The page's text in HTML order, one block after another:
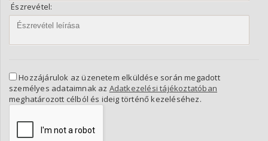
Észrevétel:
Hozzájárulok az üzenetem elküldése során megadott
személyes adataimnak az Adatkezelési tájékoztatóban
meghatározott célból és ideig történő kezeléséhez.